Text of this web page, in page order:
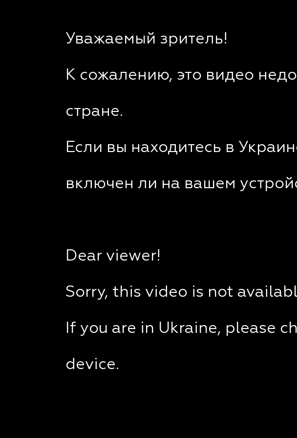
Уважаемый зритель!
К сожалению, это видео
стране.
Если вы находитесь в
включен ли на вашем
Dear viewer!
Sorry, this video is not
If you are in Ukraine, please
device.